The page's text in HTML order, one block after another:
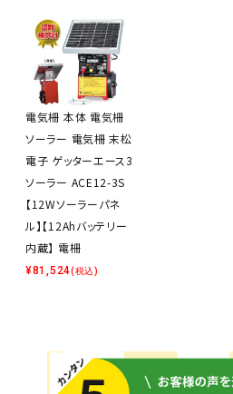
電気柵 本体 電気柵
ソーラー 電気柵 末松
電子 ゲッターエース3
ソーラー ACE12-3S
【12Wソーラーパネ
ル】【12Ahバッテリー
内蔵】 電柵
¥81,524(税込)